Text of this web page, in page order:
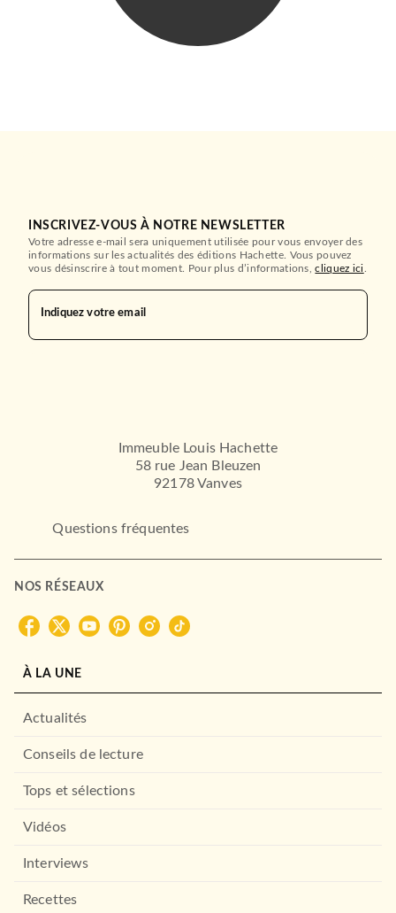
ADOS
Grimoire Villains
Grimoire Twisted Tale
Jen Calonita
Complainte de Sally (éditi…
Mari Mancusi
HACHETTE HEROES
Contes & Légendes - Grimm
INSCRIVEZ-VOUS À NOTRE NEWSLETTER
Votre adresse e-mail sera uniquement utilisée pour vous envoyer des
informations sur les actualités des éditions Hachette. Vous pouvez
vous désinscrire à tout moment. Pour plus d’informations,cliquez ici
Indiquez votre email
Immeuble Louis Hachette
58 rue Jean Bleuzen
92178 Vanves
Questions fréquentes
NOS RÉSEAUX
À LA UNE
Actualités
Conseils de lecture
Tops et sélections
Vidéos
Interviews
Recettes